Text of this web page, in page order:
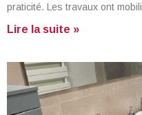
praticité. Les travaux ont
Lire la suite »